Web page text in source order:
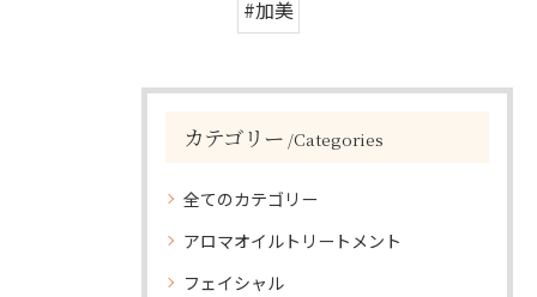
#加美
カテゴリー Categories
全てのカテゴリー
アロマオイルトリートメント
フェイシャル